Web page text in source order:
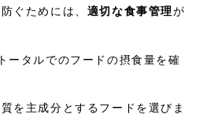
ぐためには、 適切な食事管理が
タルでのフードの摂食量を確
を主成分とするフードを選びま